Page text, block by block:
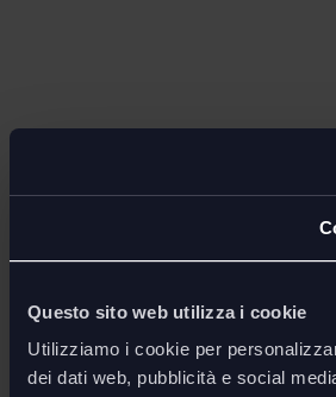
Questo sito web utilizza i cookie
Utilizziamo i cookie per
dei dati web, pubblicità e social